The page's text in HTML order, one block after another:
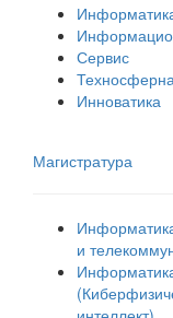
Сервис
Инноватика
Магистратура
и